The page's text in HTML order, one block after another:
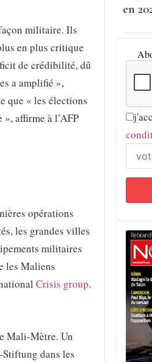
militaire. Ils
en plus critique
de crédibilité, dû
a amplifié »,
que « les élections
affirme à l’AFP
opérations
les grandes villes
militaires
les Maliens
Crisis group.
Mali-Mètre. Un
dans les
en